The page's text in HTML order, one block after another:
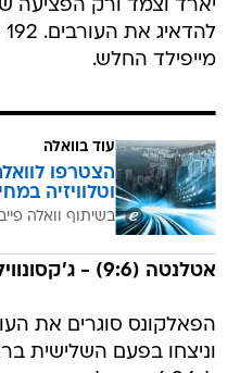
יארד וצמד ורק הפציעה
מייפילד החלש.
עוד בוואלה
הצטרפו
וטלוויזיה
בשיתוף וואלה
אטלנטה (9:6) - ג'קסונוויל (10:5) 12:24
הפאלקונס סוגרים את
וניצחו בפעם השלישית